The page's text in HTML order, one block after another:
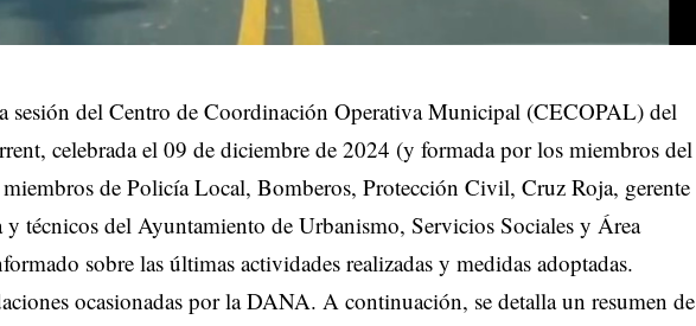
sesión del Centro de Coordinación Operativa Municipal (CECOPAL) del
celebrada el 09 de diciembre de 2024 (y formada por los miembros del
de Policía Local, Bomberos, Protección Civil, Cruz Roja, gerente
y técnicos del Ayuntamiento de Urbanismo, Servicios Sociales y Área
sobre las últimas actividades realizadas y medidas adoptadas.
ocasionadas por la DANA. A continuación, se detalla un resumen de